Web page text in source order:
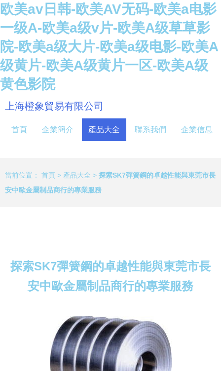
欧美av日韩-欧美AV无码-欧美a电影
一级A-欧美a级v片-欧美A级草草影
院-欧美a级大片-欧美a级电影-欧美A
级黄片-欧美A级黄片一区-欧美A级
黄色影院
上海橙象貿易有限公司
首頁 企業簡介 產品大全 聯系我們 企業信息
當前位置： 首頁 > 產品大全 > 探索SK7彈簧鋼的卓越性能與東莞市長
安中歐金屬制品商行的專業服務
探索SK7彈簧鋼的卓越性能與東莞市長
安中歐金屬制品商行的專業服務